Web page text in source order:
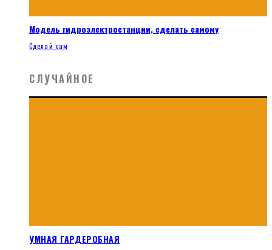
Модель гидроэлектростанции, сделать самому
Сделай сам
СЛУЧАЙНОЕ
УМНАЯ ГАРДЕРОБНАЯ